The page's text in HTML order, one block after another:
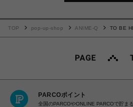
TOP pop-up-shop ANIME-Q TO BE
PARCOポイント
全国のPARCOやONLINE PARCOで貯ま